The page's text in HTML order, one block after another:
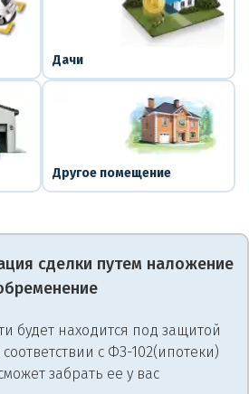
Дачи
Другое помещение
сделки путем наложение
будет находится под защитой
с ФЗ-102(ипотеки)
забрать ее у вас